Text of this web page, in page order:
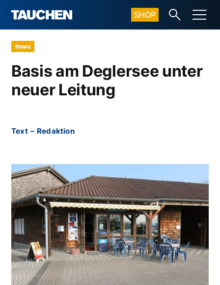
SHOP
News
Basis am Deglersee unter
neuer Leitung
Text – Redaktion